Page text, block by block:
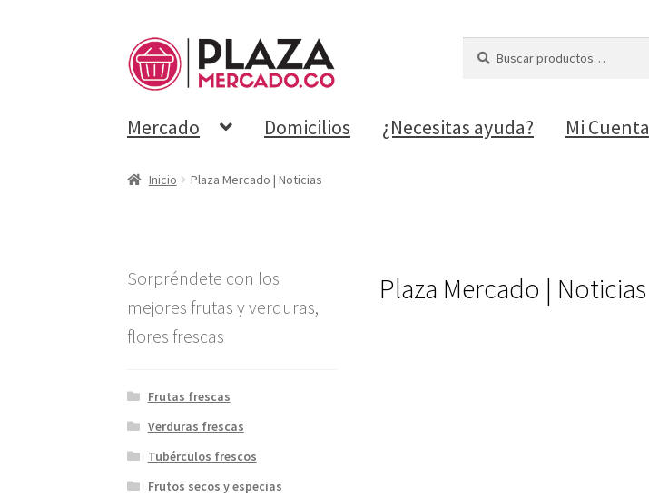
por:
Mercado Domicilios ¿Necesitas ayuda? Mi Cuenta
Inicio Plaza Mercado | Noticias
Plaza Mercado | Noticias
Sorpréndete con los
mejores frutas y verduras,
flores frescas
Frutas frescas
Verduras frescas
Tubérculos frescos
Frutos secos y especias